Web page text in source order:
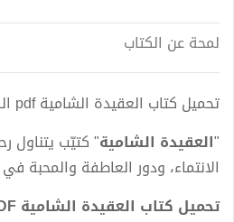
لمحة عن الكتاب
تحميل كتاب العقيدة الشامية pdf الكاتب موسى الموسى
"العقيدة الشامية" كتيّب يتناول
الانتماء، ودور العاطفة والمحبة
تحميل كتاب العقيدة الشامية PDF - موسى الموسى